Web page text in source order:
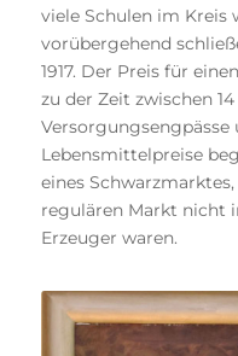
viele Schulen im Kreis
vorübergehend
1917. Der Preis für
zu der Zeit zwischen
Versorgungsengpässe
Lebensmittelpreise
eines
regulären Markt nicht
Erzeuger waren.